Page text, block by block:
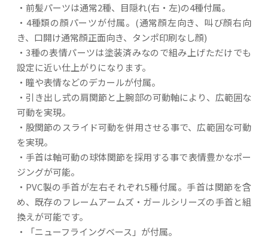
・前髪パーツは通常2種、目隠れ(右・左)の4種付属。
・4種類の顔パーツが付属。(通常顔左向き、叫び顔右向
き、口開け通常顔正面向き、タンポ印刷なし顔)
・3種の表情パーツは塗装済みなので組み上げただけでも
設定に近い仕上がりになります。
・瞳や表情などのデカールが付属。
・引き出し式の肩関節と上腕部の可動軸により、広範囲な
可動を実現。
・股関節のスライド可動を併用させる事で、広範囲な可動
を実現。
・手首は軸可動の球体関節を採用する事で表情豊かなポー
ジングが可能。
・PVC製の手首が左右それぞれ5種付属。手首は関節を含
め、既存のフレームアームズ・ガールシリーズの手首と組
換えが可能です。
・「ニューフライングベース」が付属。